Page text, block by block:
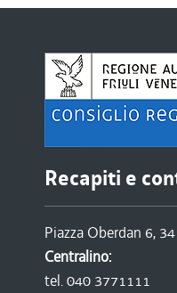
Recapiti e
Piazza Oberdan 6,
Centralino:
tel. 040 3771111